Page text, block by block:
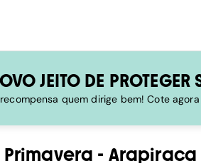
JEITO DE
quem dirige bem! Cote
Primavera - Arapiraca